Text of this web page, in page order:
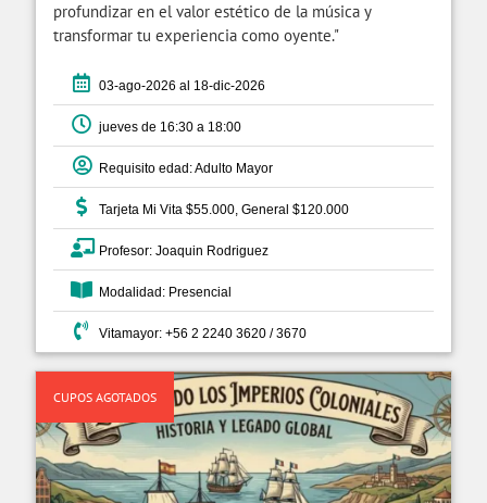
profundizar en el valor estético de la música y
transformar tu experiencia como oyente."
03-ago-2026 al 18-dic-2026
jueves de 16:30 a 18:00
Requisito edad: Adulto Mayor
Tarjeta Mi Vita $55.000, General $120.000
Profesor: Joaquin Rodriguez
Modalidad: Presencial
Vitamayor: +56 2 2240 3620 / 3670
CUPOS AGOTADOS